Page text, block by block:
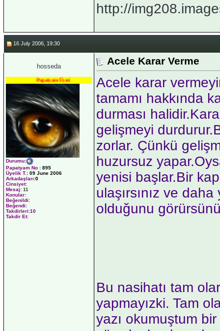
http://
16 July 2006, 19:30
hosseda
Papatyam Üyesi
Durumu:
Papatyam No : 895
Üyelik T.: 09 June 2006
Arkadaşları:0
Cinsiyet:
Mesaj: 11
Konular:
Beğenildi:
Beğendi:
Takdirleri:10
Takdir Et:
Acele Karar Verme
Acele karar
tamamı hakkında
durması
gelişmeyi
zorlar. Çünkü
huzursuz
yenisi başlar.Bir
ulaşırsınız ve
olduğunu
Bu nasihatı tam
yapmayızki. Tam
yazı okumuştum